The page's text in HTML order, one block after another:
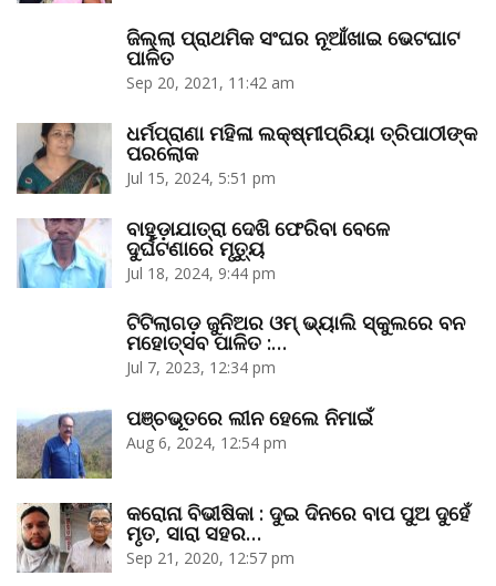
ଜିଲ୍ଲା ପ୍ରାଥମିକ ସଂଘର ନୂଆଁଖାଇ ଭେଟଘାଟ
ପାଳିତ
Sep 20, 2021, 11:42 am
ଧର୍ମପ୍ରାଣା ମହିଳା ଲକ୍ଷ୍ମୀପ୍ରିୟା ତ୍ରିପାଠୀଙ୍କ
ପରଲୋକ
Jul 15, 2024, 5:51 pm
ବାହୁଡ଼ାଯାତ୍ରା ଦେଖି ଫେରିବା ବେଳେ
ଦୁର୍ଘଟଣାରେ ମୃତ୍ୟୁ
Jul 18, 2024, 9:44 pm
ଟିଟିଲାଗଡ଼ ଜୁନିଅର ଓମ୍‌ ଭ୍ୟାଲି ସ୍କୁଲରେ ବନ
ମହୋତ୍ସବ ପାଳିତ :…
Jul 7, 2023, 12:34 pm
ପଞ୍ଚଭୂତରେ ଲୀନ ହେଲେ ନିମାଇଁ
Aug 6, 2024, 12:54 pm
କରୋନା ବିଭୀଷିକା : ଦୁଇ ଦିନରେ ବାପ ପୁଅ ଦୁହେଁ
ମୃତ, ସାରା ସହର…
Sep 21, 2020, 12:57 pm